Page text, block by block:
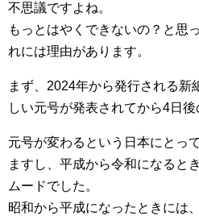
不思議ですよね。
もっとはやくできないの？と思
れには理由があります。
まず、2024年から発行される新
しい元号が発表されてから4日後
元号が変わるという日本にとっ
ますし、平成から令和になると
ムードでした。
昭和から平成になったときには